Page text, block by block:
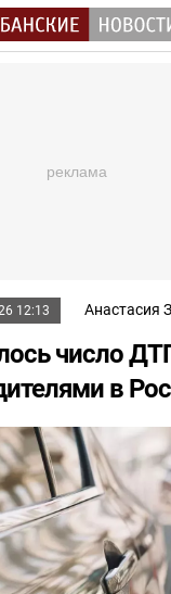
12:13 Анастасия
число
в